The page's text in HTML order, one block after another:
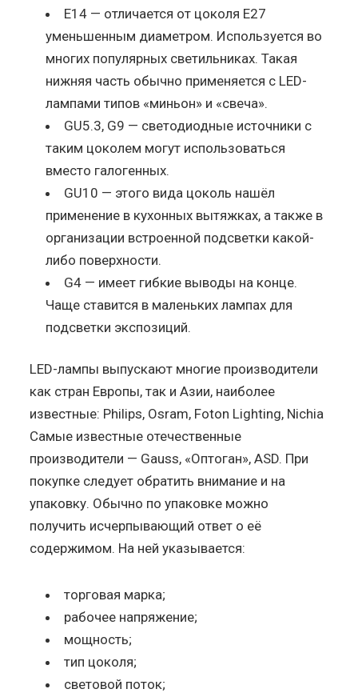
E14 — отличается от цоколя E27
уменьшенным диаметром. Используется во
многих популярных светильниках. Такая
нижняя часть обычно применяется с LED-
лампами типов «миньон» и «свеча».
GU5.3, G9 — светодиодные источники с
таким цоколем могут использоваться
вместо галогенных.
GU10 — этого вида цоколь нашёл
применение в кухонных вытяжках, а также в
организации встроенной подсветки какой-
либо поверхности.
G4 — имеет гибкие выводы на конце.
Чаще ставится в маленьких лампах для
подсветки экспозиций.
LED-лампы выпускают многие производители
как стран Европы, так и Азии, наиболее
известные: Philips, Osram, Foton Lighting, Nichia
Самые известные отечественные
производители — Gauss, «Оптоган», ASD. При
покупке следует обратить внимание и на
упаковку. Обычно по упаковке можно
получить исчерпывающий ответ о её
содержимом. На ней указывается:
торговая марка;
рабочее напряжение;
мощность;
тип цоколя;
световой поток;